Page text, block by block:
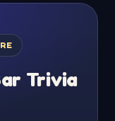
Trivia